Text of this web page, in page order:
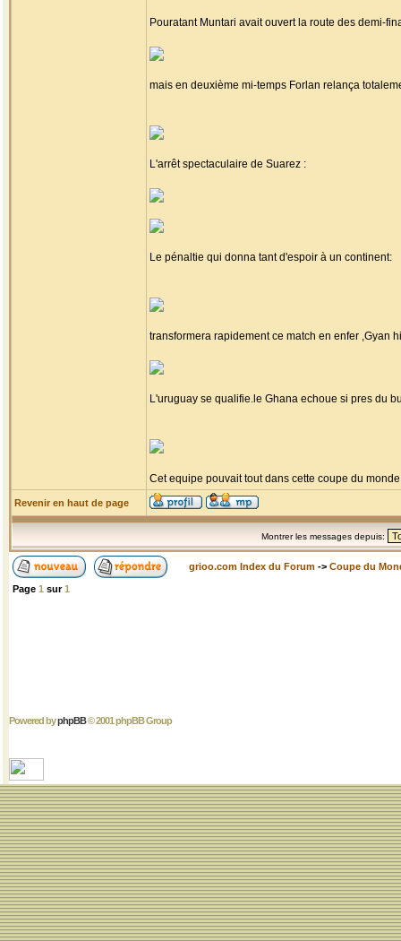
Pouratant Muntari avait ouvert la route des demi-
mais en deuxième mi-temps Forlan relança
L'arrêt spectaculaire de Suarez :
Le pénaltie qui donna tant d'espoir à un continent:
transformera rapidement ce match en enfer ,Gyan
L'uruguay se qualifie.le Ghana echoue si pres du
Cet equipe pouvait tout dans cette coupe du
Revenir en haut de page
Montrer les messages depuis:
grioo.com Index du Forum -> Coupe du
Page 1 sur1
Powered byphpBB© 2001 phpBB Group